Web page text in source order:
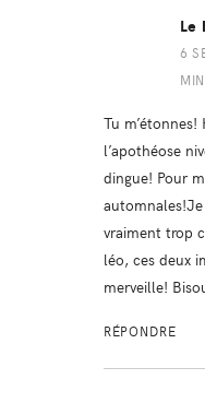
Le
6
MIN
Tu
l’apothéose
dingue! Pour
vraiment trop
léo, ces deux
merveille!
RÉPONDRE